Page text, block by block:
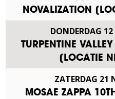
NOVALIZATION
DONDERDAG 12
TURPENTINE
[LOCATIE
ZATERDAG 21
MOSAE ZAPPA